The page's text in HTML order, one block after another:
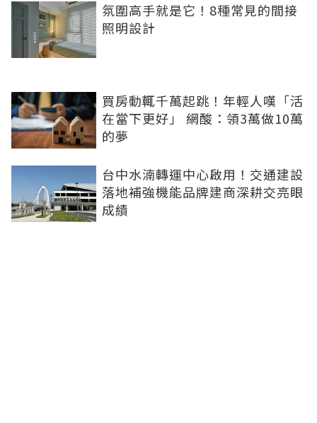
氛圍高手就是它！8種常見的間接
照明設計
買房動輒千萬起跳！年輕人嘆「活
在當下更好」 網酸：領3萬做10萬
的夢
台中水湳轉運中心啟用！交通建設
落地補強機能品牌建商深耕交亮眼
成績